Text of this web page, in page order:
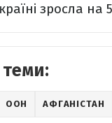
зросла на
теми:
ООН АФГАНІСТАН